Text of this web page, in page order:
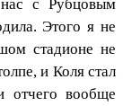
с Рубцовым
Этого я не
стадионе не
и Коля стал
отчего вообще